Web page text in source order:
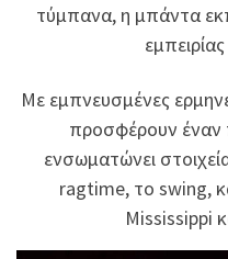
τύμπανα, η μπάντα
Με εμπνευσμένες
προσφέρουν έναν
ενσωματώνει
ragtime, το swing,
Mississippi